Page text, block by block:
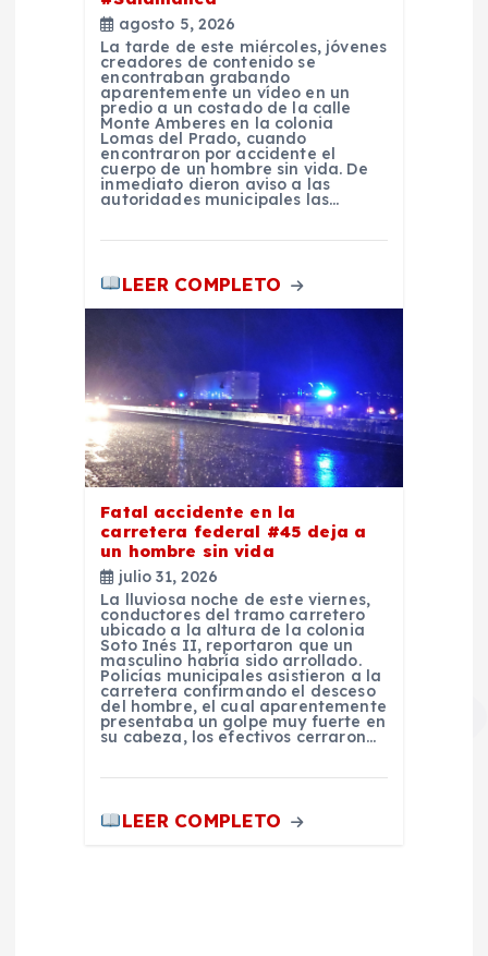
agosto 5, 2026
La tarde de este miércoles, jóvenes
creadores de contenido se
encontraban grabando
aparentemente un vídeo en un
predio a un costado de la calle
Monte Amberes en la colonia
Lomas del Prado, cuando
encontraron por accidente el
cuerpo de un hombre sin vida. De
inmediato dieron aviso a las
autoridades municipales las…
LEER COMPLETO
Fatal accidente en la
carretera federal #45 deja a
un hombre sin vida
julio 31, 2026
La lluviosa noche de este viernes,
conductores del tramo carretero
ubicado a la altura de la colonia
Soto Inés II, reportaron que un
masculino habría sido arrollado.
Policías municipales asistieron a la
carretera confirmando el desceso
del hombre, el cual aparentemente
presentaba un golpe muy fuerte en
su cabeza, los efectivos cerraron…
LEER COMPLETO